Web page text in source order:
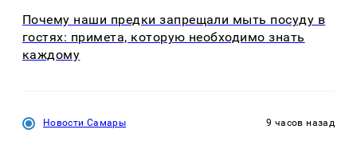
Почему наши предки запрещали мыть посуду в
гостях: примета, которую необходимо знать
каждому
Новости Самары 9 часов назад